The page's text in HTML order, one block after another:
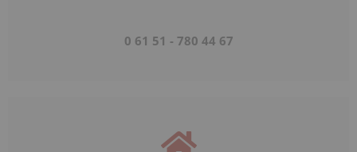
0 61 51 - 780 44 67